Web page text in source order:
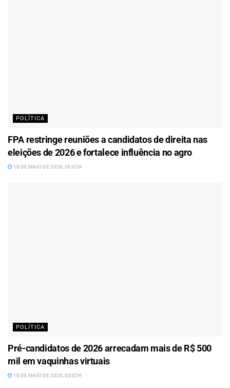
POLÍTICA
FPA restringe reuniões a candidatos de direita nas
eleições de 2026 e fortalece influência no agro
18 DE MAIO DE 2026, 06:02H
POLÍTICA
Pré-candidatos de 2026 arrecadam mais de R$ 500
mil em vaquinhas virtuais
18 DE MAIO DE 2026, 05:02H